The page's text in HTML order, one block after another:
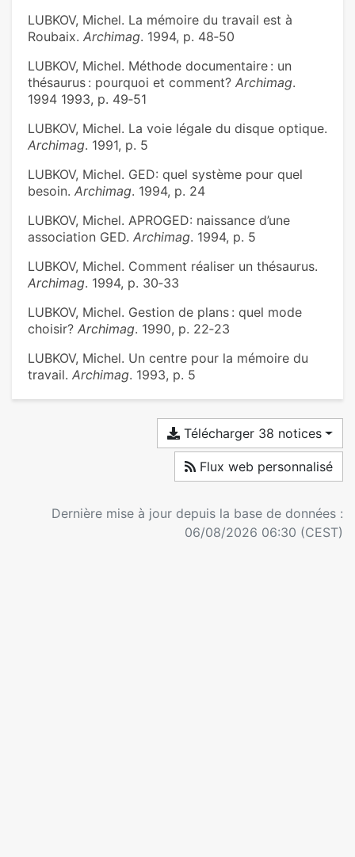
LUBKOV, Michel. La mémoire du travail est à
Roubaix. Archimag. 1994, p. 48‑50
LUBKOV, Michel. Méthode documentaire : un
thésaurus : pourquoi et comment? Archimag.
1994 1993, p. 49‑51
LUBKOV, Michel. La voie légale du disque optique.
Archimag. 1991, p. 5
LUBKOV, Michel. GED: quel système pour quel
besoin. Archimag. 1994, p. 24
LUBKOV, Michel. APROGED: naissance d’une
association GED. Archimag. 1994, p. 5
LUBKOV, Michel. Comment réaliser un thésaurus.
Archimag. 1994, p. 30‑33
LUBKOV, Michel. Gestion de plans : quel mode
choisir? Archimag. 1990, p. 22‑23
LUBKOV, Michel. Un centre pour la mémoire du
travail. Archimag. 1993, p. 5
Télécharger 38 notices
Flux web personnalisé
Dernière mise à jour depuis la base de données :
06/08/2026 06:30 (CEST)